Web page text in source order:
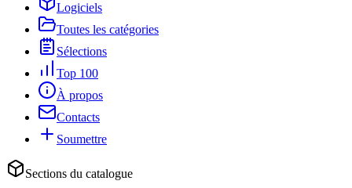
Logiciels
Toutes les catégories
Sélections
Top 100
À propos
Contacts
Soumettre
Sections du catalogue